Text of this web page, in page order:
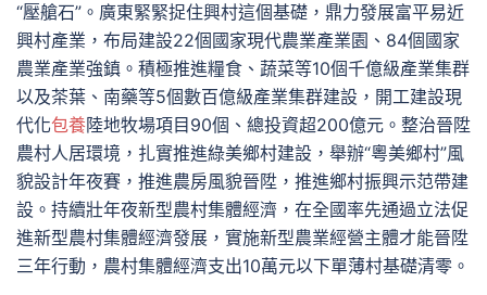
“壓艙石”。廣東緊緊捉住興村這個基礎，鼎力發展富平易近
興村產業，布局建設22個國家現代農業產業園、84個國家
農業產業強鎮。積極推進糧食、蔬菜等10個千億級產業集群
以及茶葉、南藥等5個數百億級產業集群建設，開工建設現
代化包養陸地牧場項目90個、總投資超200億元。整治晉陞
農村人居環境，扎實推進綠美鄉村建設，舉辦“粵美鄉村”風
貌設計年夜賽，推進農房風貌晉陞，推進鄉村振興示范帶建
設。持續壯年夜新型農村集體經濟，在全國率先通過立法促
進新型農村集體經濟發展，實施新型農業經營主體才能晉陞
三年行動，農村集體經濟支出10萬元以下單薄村基礎清零。